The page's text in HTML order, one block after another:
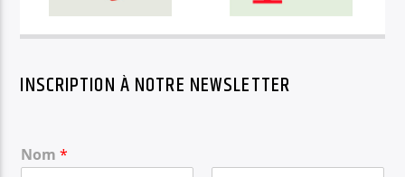
INSCRIPTION À NOTRE NEWSLETTER
Nom*